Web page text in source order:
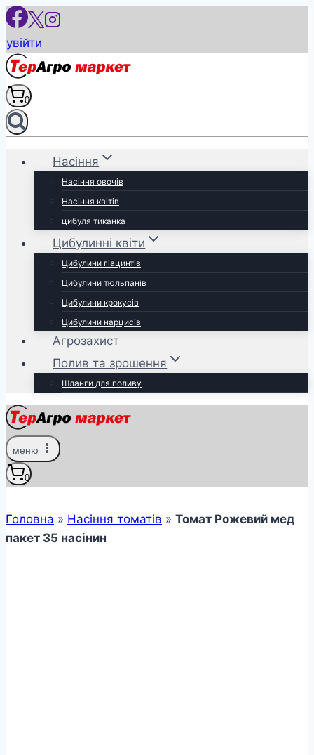
Перейти
вмісту
увійти
0
Насіння
Насіння овочів
Насіння квітів
цибуля тиканка
Цибулинні квіти
Цибулини гіацинтів
Цибулини тюльпанів
Цибулини крокусів
Цибулини нарцисів
Агрозахист
Полив та зрошення
Шланги для поливу
меню
0
Головна » Насіння томатів » Томат Рожевий мед
пакет 35 насінин